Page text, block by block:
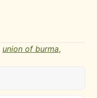
union of burma,